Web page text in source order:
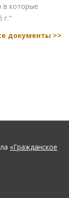
в которые
г."
документы >>
«Гражданское